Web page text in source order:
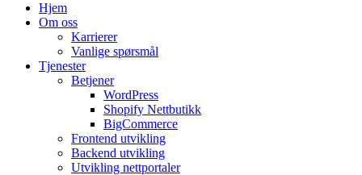
Hjem
Om oss
Karrierer
Vanlige spørsmål
Tjenester
Betjener
WordPress
Shopify Nettbutikk
BigCommerce
Frontend utvikling
Backend utvikling
Utvikling nettportaler